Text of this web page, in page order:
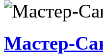
Мастер-